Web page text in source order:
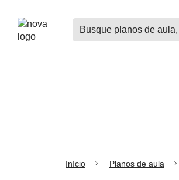
Buscar
planos
Início Planos de aula